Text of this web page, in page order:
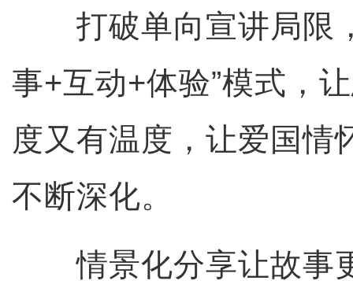
打破单向宣讲局限
事+互动+体验”模式，
度又有温度，让爱国情
不断深化。
情景化分享让故事